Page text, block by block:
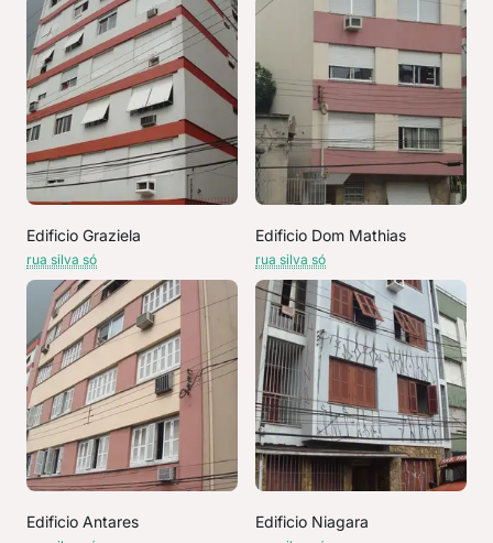
Edificio Graziela
rua silva só
Edificio Dom Mathias
rua silva só
Edificio Antares Edificio Niagara